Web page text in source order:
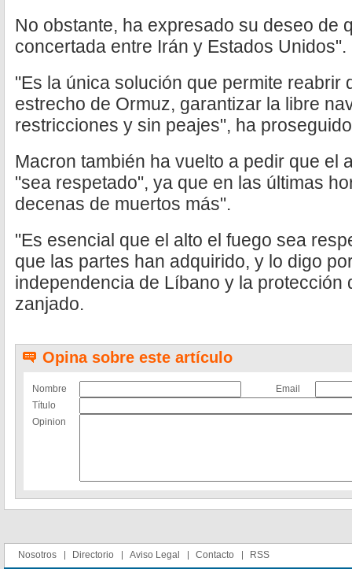
No obstante, ha expresado su deseo de
concertada entre Irán y Estados Unidos".
"Es la única solución que permite reabrir
estrecho de Ormuz, garantizar la libre
restricciones y sin peajes", ha
Macron también ha vuelto a pedir que el
"sea respetado", ya que en las últimas
decenas de muertos más".
"Es esencial que el alto el fuego sea
que las partes han adquirido, y lo digo
independencia de Líbano y la protección
zanjado.
Opina sobre este artículo
Nombre
Email
Título
Opinion
Nosotros Directorio Aviso Legal Contacto RSS